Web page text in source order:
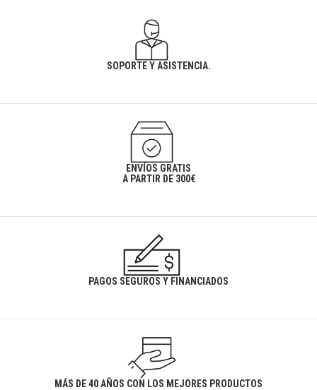
SOPORTE Y ASISTENCIA.
ENVÍOS GRATIS
A PARTIR DE 300€
PAGOS SEGUROS Y FINANCIADOS
MÁS DE 40 AÑOS CON LOS MEJORES PRODUCTOS